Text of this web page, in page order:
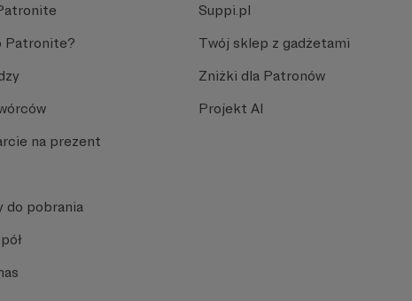
Patronite?
na prezent
do pobrania
Suppi.pl
Twój sklep z gadżetami
Zniżki dla Patronów
Projekt AI